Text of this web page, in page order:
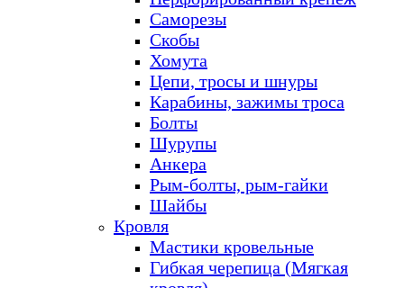
Саморезы
Скобы
Хомута
Цепи, тросы и шнуры
Карабины, зажимы троса
Болты
Шурупы
Анкера
Рым-болты, рым-гайки
Шайбы
Кровля
Мастики кровельные
Гибкая черепица (Мягкая